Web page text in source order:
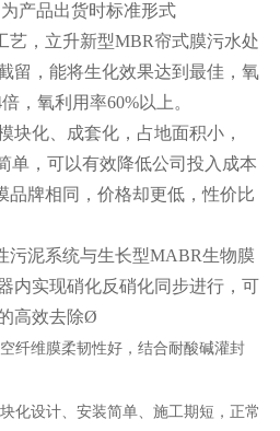
产品出货时标准形式
艺，立升新型MBR帘式膜污水处
留，能将生化效果达到最佳，氧
，氧利用率60%以上。
块化、成套化，占地面积小，
单，可以有效降低公司投入成本
品牌相同，价格却更低，性价比
污泥系统与生长型MABR生物膜
内实现硝化反硝化同步进行，可
高效去除Ø
纤维膜柔韧性好，结合耐酸碱灌封
化设计、安装简单、施工期短，正常